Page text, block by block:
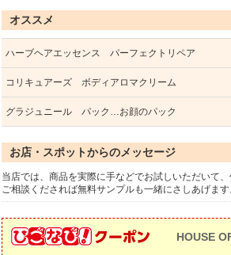
オススメ
ハーブヘアエッセンス パーフェクトリペア
コリキュアーズ ボディアロマクリーム
グラジュニール パック…お顔のパック
お店・スポットからのメッセージ
当店では、商品を実際に手などでお試しいただいて
ご相談くだされば無料サンプルも一緒にさしあげま
HOUSE